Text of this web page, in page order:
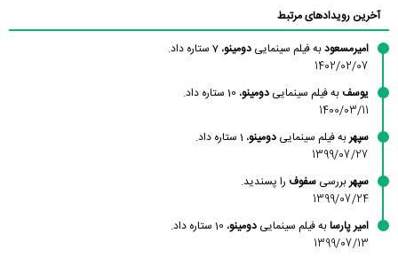
آخرین رویدادهای مرتبط
امیرمسعودبه فیلم سینمایی دومینو، 7 ستاره داد.
1402/02/07
یوسف به فیلم سینمایی دومینو، 10 ستاره داد.
1400/03/11
سپهربه فیلم سینمایی دومینو، 1 ستاره داد.
1399/07/27
سپهربررسی سفوف را پسندید.
1399/07/24
امیر پارسابه فیلم سینمایی دومینو، 10 ستاره داد.
1399/07/13